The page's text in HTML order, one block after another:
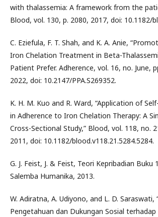
with thalassemia: A framework from the
Blood, vol. 130, p. 2080, 2017, doi: 10.1182/
C. Eziefula, F. T. Shah, and K. A. Anie,
Iron Chelation Treatment in Beta-
Patient Prefer. Adherence, vol. 16, no. June,
2022, doi: 10.2147/PPA.S269352.
K. H. M. Kuo and R. Ward, “Application of
in Adherence to Iron Chelation Therapy: A
Cross-Sectional Study,” Blood, vol. 118, no.
2011, doi: 10.1182/blood.v118.21.5284.5284.
G. J. Feist, J. & Feist, Teori Kepribadian Buku
Salemba Humanika, 2013.
W. Adiratna, A. Udiyono, and L. D. Saraswati,
Pengetahuan dan Dukungan Sosial